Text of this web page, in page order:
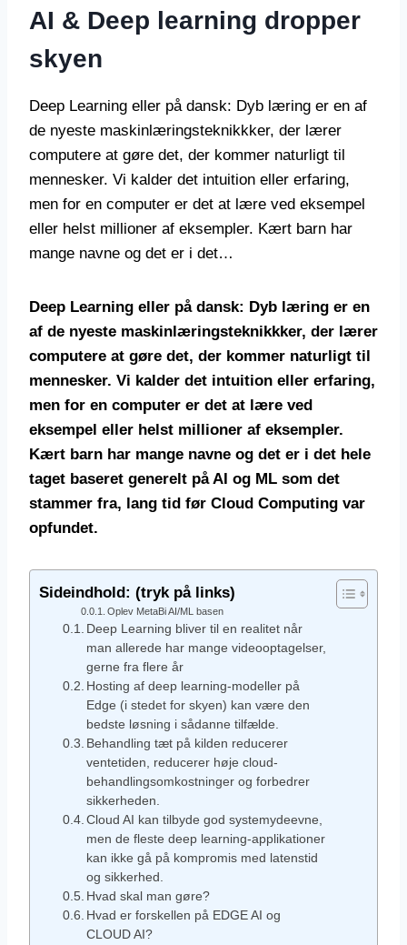
AI & Deep learning dropper
skyen
Deep Learning eller på dansk: Dyb læring er en af
de nyeste maskinlæringsteknikkker, der lærer
computere at gøre det, der kommer naturligt til
mennesker. Vi kalder det intuition eller erfaring,
men for en computer er det at lære ved eksempel
eller helst millioner af eksempler. Kært barn har
mange navne og det er i det…
Deep Learning eller på dansk: Dyb læring er en
af de nyeste maskinlæringsteknikkker, der lærer
computere at gøre det, der kommer naturligt til
mennesker. Vi kalder det intuition eller erfaring,
men for en computer er det at lære ved
eksempel eller helst millioner af eksempler.
Kært barn har mange navne og det er i det hele
taget baseret generelt på AI og ML som det
stammer fra, lang tid før Cloud Computing var
opfundet.
Sideindhold: (tryk på links)
Oplev MetaBi AI/ML basen
Deep Learning bliver til en realitet når
man allerede har mange videooptagelser,
gerne fra flere år
Hosting af deep learning-modeller på
Edge (i stedet for skyen) kan være den
bedste løsning i sådanne tilfælde.
Behandling tæt på kilden reducerer
ventetiden, reducerer høje cloud-
behandlingsomkostninger og forbedrer
sikkerheden.
Cloud AI kan tilbyde god systemydeevne,
men de fleste deep learning-applikationer
kan ikke gå på kompromis med latenstid
og sikkerhed.
Hvad skal man gøre?
Hvad er forskellen på EDGE AI og
CLOUD AI?